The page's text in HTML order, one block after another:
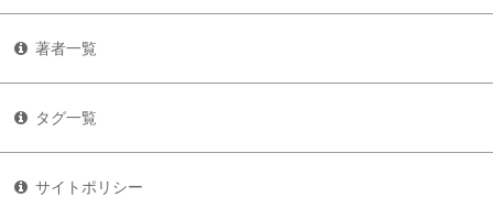
著者一覧
タグ一覧
サイトポリシー